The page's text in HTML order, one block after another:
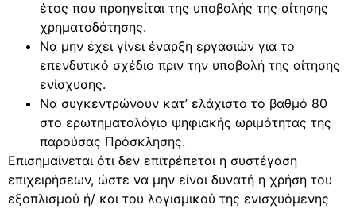
έτος που προηγείται της υποβολής της αίτησης
χρηματοδότησης.
Να μην έχει γίνει έναρξη εργασιών για το
επενδυτικό σχέδιο πριν την υποβολή της αίτησης
ενίσχυσης.
Να συγκεντρώνουν κατ’ ελάχιστο το βαθμό 80
στο ερωτηματολόγιο ψηφιακής ωριμότητας της
παρούσας Πρόσκλησης.
Επισημαίνεται ότι δεν επιτρέπεται η συστέγαση
επιχειρήσεων, ώστε να μην είναι δυνατή η χρήση του
εξοπλισμού ή/ και του λογισμικού της ενισχυόμενης